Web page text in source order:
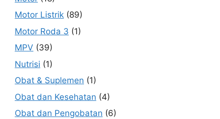
Motor Listrik (89)
Motor Roda 3 (1)
MPV (39)
Nutrisi (1)
Obat & Suplemen (1)
Obat dan Kesehatan (4)
Obat dan Pengobatan (6)